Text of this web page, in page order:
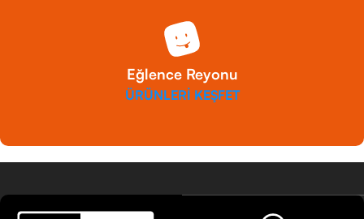
Eğlence Reyonu
ÜRÜNLERİ KEŞFET